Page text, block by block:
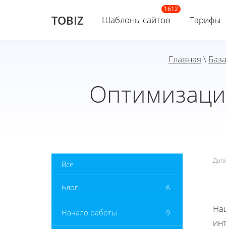
TOBIZ Шаблоны сайтов Тарифы
Главная \
Все
Блог 6
Начало работы 9